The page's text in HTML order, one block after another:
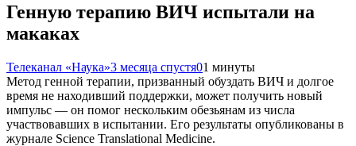
Генную терапию ВИЧ испытали на
макаках
Телеканал «Наука»3 месяца спустя01 минуты
Метод генной терапии, призванный обуздать ВИЧ и долгое
время не находивший поддержки, может получить новый
импульс — он помог нескольким обезьянам из числа
участвовавших в испытании. Его результаты опубликованы в
журнале Science Translational Medicine.